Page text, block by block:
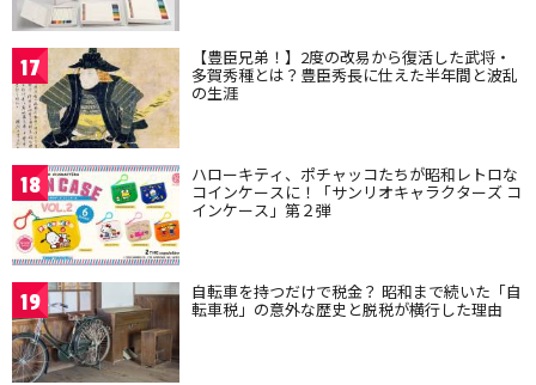
17 【豊臣兄弟！】2度の改易から復活した武将・
多賀秀種とは？豊臣秀長に仕えた半年間と波乱
の生涯
18 ハローキティ、ポチャッコたちが昭和レトロな
コインケースに！「サンリオキャラクターズ コ
インケース」第２弾
19 自転車を持つだけで税金？ 昭和まで続いた「自
転車税」の意外な歴史と脱税が横行した理由